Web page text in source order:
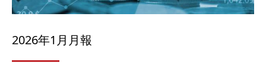
2026年1月月報